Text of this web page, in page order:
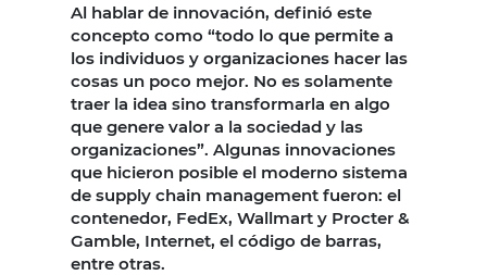
Al hablar de innovación, definió este
concepto como “todo lo que permite a
los individuos y organizaciones hacer las
cosas un poco mejor. No es solamente
traer la idea sino transformarla en algo
que genere valor a la sociedad y las
organizaciones”. Algunas innovaciones
que hicieron posible el moderno sistema
de supply chain management fueron: el
contenedor, FedEx, Wallmart y Procter &
Gamble, Internet, el código de barras,
entre otras.